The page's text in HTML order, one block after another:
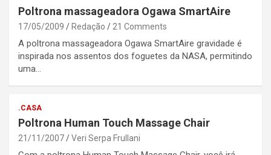
Poltrona massageadora Ogawa SmartAire
17/05/2009 Redação 21 Comments
A poltrona massageadora Ogawa SmartAire gravidade é
inspirada nos assentos dos foguetes da NASA, permitindo
uma…
.CASA
Poltrona Human Touch Massage Chair
21/11/2007 Veri Serpa Frullani